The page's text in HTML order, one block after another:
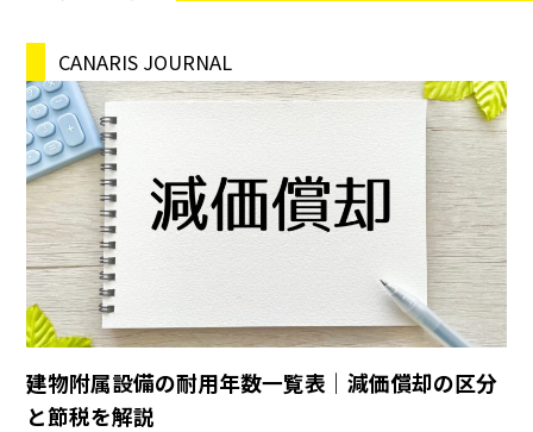
CANARIS JOURNAL
建物附属設備の耐用年数一覧表｜減価償却の区分
と節税を解説